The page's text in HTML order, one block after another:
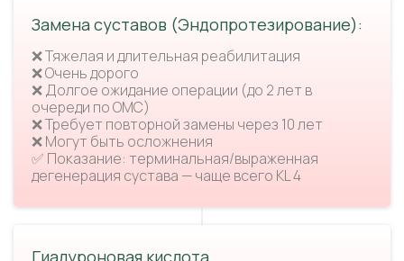
Замена суставов (Эндопротезирование):
❌ Тяжелая и длительная реабилитация
❌ Очень дорого
❌ Долгое ожидание операции (до 2 лет в
очереди по ОМС)
❌ Требует повторной замены через 10 лет
❌ Могут быть осложнения
✅ Показание: терминальная/выраженная
дегенерация сустава — чаще всего KL 4
Гиалуроновая кислота